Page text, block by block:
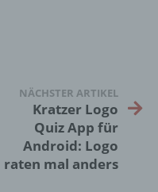
NÄCHSTER ARTIKEL
Kratzer Logo
Quiz App für
Android: Logo
raten mal anders
Form der
oder die
das